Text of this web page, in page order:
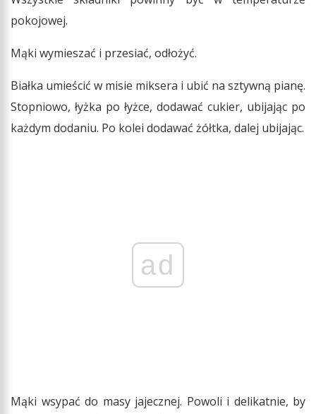
pokojowej.
Mąki wymieszać i przesiać, odłożyć.
Białka umieścić w misie miksera i ubić na sztywną pianę.
Stopniowo, łyżka po łyżce, dodawać cukier, ubijając po
każdym dodaniu. Po kolei dodawać żółtka, dalej ubijając.
ad
Mąki wsypać do masy jajecznej. Powoli i delikatnie, by